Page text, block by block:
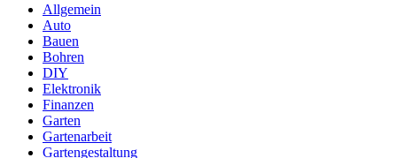
Allgemein
Auto
Bauen
Bohren
DIY
Elektronik
Finanzen
Garten
Gartenarbeit
Gartengestaltung